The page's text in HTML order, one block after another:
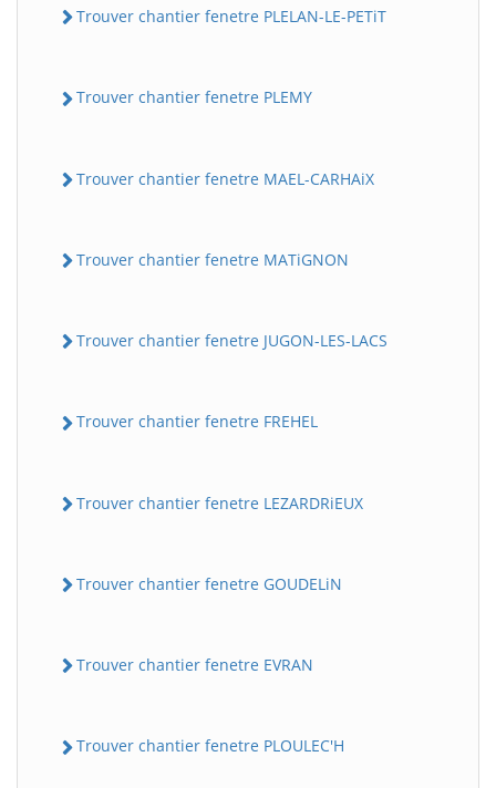
Trouver chantier fenetre PLELAN-LE-PETiT
Trouver chantier fenetre PLEMY
Trouver chantier fenetre MAEL-CARHAiX
Trouver chantier fenetre MATiGNON
Trouver chantier fenetre JUGON-LES-LACS
Trouver chantier fenetre FREHEL
Trouver chantier fenetre LEZARDRiEUX
Trouver chantier fenetre GOUDELiN
Trouver chantier fenetre EVRAN
Trouver chantier fenetre PLOULEC'H